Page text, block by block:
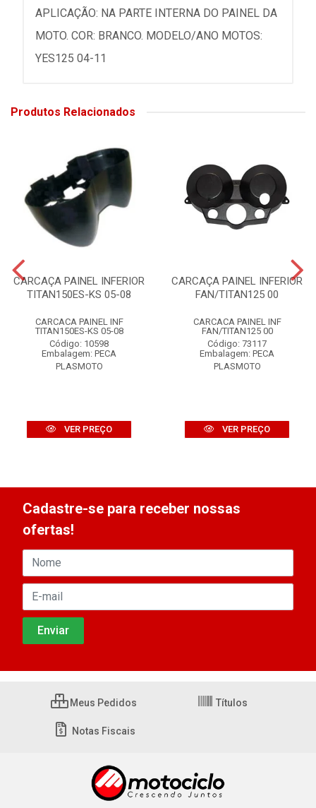
APLICAÇÃO: NA PARTE INTERNA DO PAINEL DA
MOTO. COR: BRANCO. MODELO/ANO MOTOS:
YES125 04-11
Produtos Relacionados
CARCAÇA PAINEL INFERIOR
TITAN150ES-KS 05-08
CARCACA PAINEL INF
TITAN150ES-KS 05-08
Código: 10598
Embalagem: PECA
PLASMOTO
VER PREÇO
CARCAÇA PAINEL INFERIOR
FAN/TITAN125 00
CARCACA PAINEL INF
FAN/TITAN125 00
Código: 73117
Embalagem: PECA
PLASMOTO
VER PREÇO
Cadastre-se para receber nossas
ofertas!
Meus Pedidos Títulos
Notas Fiscais